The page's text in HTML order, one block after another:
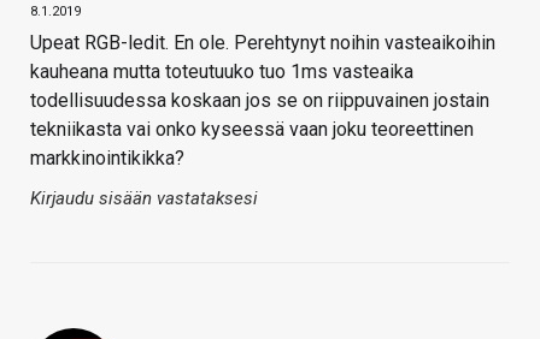
8.1.2019
Upeat RGB-ledit. En ole. Perehtynyt noihin vasteaikoihin
kauheana mutta toteutuuko tuo 1ms vasteaika
todellisuudessa koskaan jos se on riippuvainen jostain
tekniikasta vai onko kyseessä vaan joku teoreettinen
markkinointikikka?
Kirjaudu sisään vastataksesi